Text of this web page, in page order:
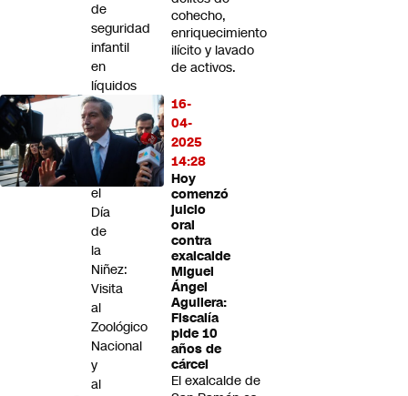
cohecho,
enriquecimiento
ilícito y lavado
de activos.
16-
04-
2025
14:28
Hoy
comenzó
juicio
oral
contra
exalcalde
Miguel
Ángel
Aguilera:
Fiscalía
pide 10
años de
cárcel
El exalcalde de
de
seguridad
infantil
en
líquidos
de
vapeo
Panoramas
por
el
Día
de
la
Niñez:
Visita
al
Zoológico
Nacional
y
al